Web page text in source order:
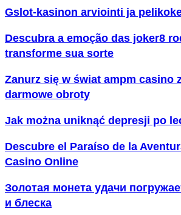
Gslot-kasinon arviointi ja
Descubra a emoção das joker8
transforme sua sorte
Zanurz się w świat ampm casino
darmowe obroty
Jak można uniknąć depresji po
Descubre el Paraíso de la
Casino Online
Золотая монета удачи
и блеска